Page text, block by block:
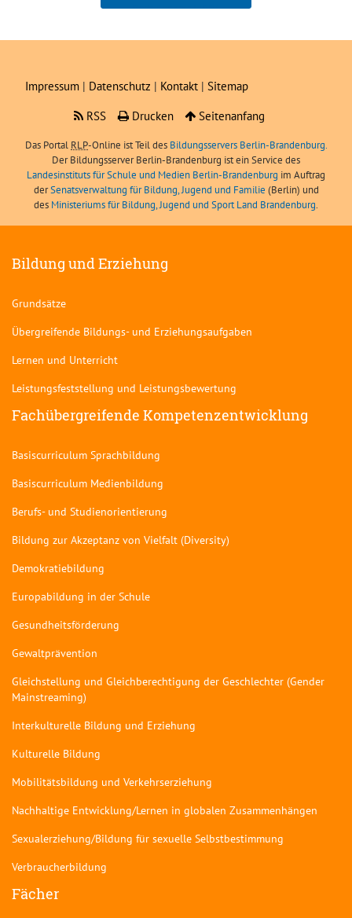
Boris Angerer, LIBRA
Impressum | Datenschutz | Kontakt | Sitemap
RSS
Drucken Seitenanfang
Das Portal RLP-Online ist Teil des Bildungsservers Berlin-Brandenburg.
Der Bildungsserver Berlin-Brandenburg ist ein Service des
Landesinstituts für Schule und Medien Berlin-Brandenburg im Auftrag
derSenatsverwaltung für Bildung, Jugend und Familie (Berlin) und
des Ministeriums für Bildung, Jugend und Sport Land Brandenburg.
Bildung und Erziehung
Grundsätze
Übergreifende Bildungs- und Erziehungsaufgaben
Lernen und Unterricht
Leistungsfeststellung und Leistungsbewertung
Fachübergreifende Kompetenzentwicklung
Basiscurriculum Sprachbildung
Basiscurriculum Medienbildung
Berufs- und Studienorientierung
Bildung zur Akzeptanz von Vielfalt (Diversity)
Demokratiebildung
Europabildung in der Schule
Gesundheitsförderung
Gewaltprävention
Gleichstellung und Gleichberechtigung der Geschlechter (Gender
Mainstreaming)
Interkulturelle Bildung und Erziehung
Kulturelle Bildung
Mobilitätsbildung und Verkehrserziehung
Nachhaltige Entwicklung/Lernen in globalen Zusammenhängen
Sexualerziehung/Bildung für sexuelle Selbstbestimmung
Verbraucherbildung
Fächer